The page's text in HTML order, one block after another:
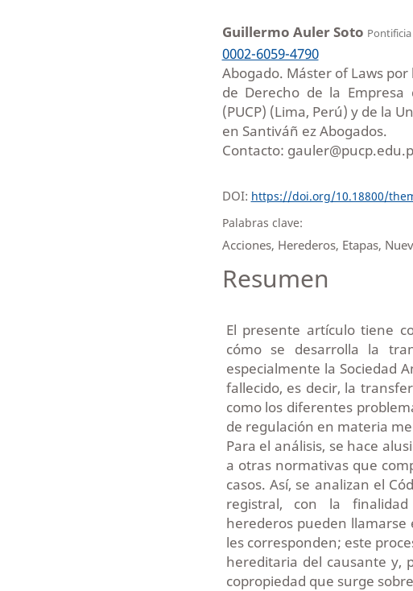
Guillermo Auler Soto
0002-6059-4790
Abogado. Máster of Laws
de Derecho de la Empresa
(PUCP) (Lima, Perú) y de la
en Santiváñ ez Abogados.
Contacto:
DOI: https://doi.org/10.18800/
Palabras clave:
Acciones, Herederos, Etapas,
Resumen
El presente artículo tiene
cómo se desarrolla la
especialmente la Sociedad
fallecido, es decir, la
como los diferentes
de regulación en materia
Para el análisis, se hace
a otras normativas que
casos. Así, se analizan el
registral, con la
herederos pueden
les corresponden; este
hereditaria del causante y,
copropiedad que surge